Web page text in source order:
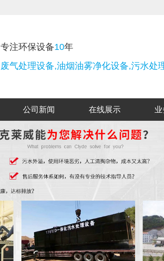
专注环保设备10年
废气处理设备,油烟油雾净化设备,污水处
公司新闻 在线展示 业